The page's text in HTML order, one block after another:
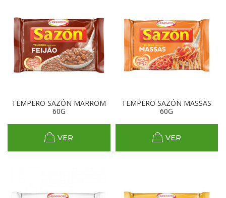
TEMPERO SAZÓN MARROM
60G
VER
TEMPERO SAZÓN MASSAS
60G
VER